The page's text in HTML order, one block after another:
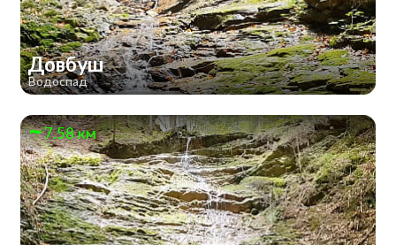
Довбуш
Водоспад
7.58 км